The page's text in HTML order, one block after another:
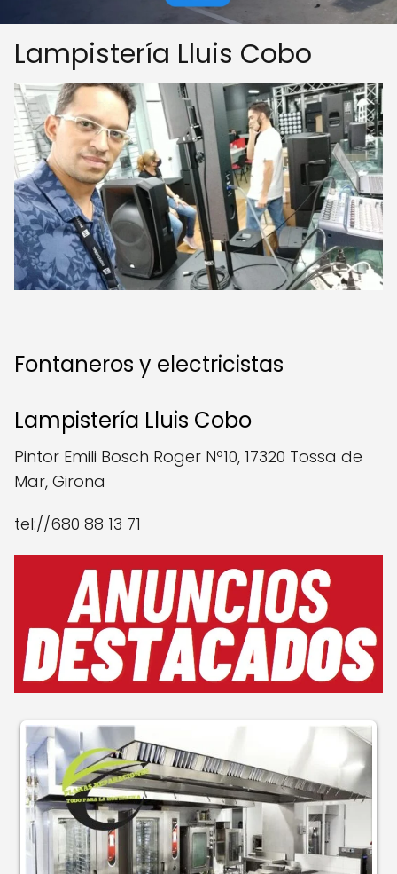
Lampistería Lluis Cobo
Fontaneros y electricistas
Lampistería Lluis Cobo
Pintor Emili Bosch Roger Nº10, 17320 Tossa de
Mar, Girona
tel://680 88 13 71